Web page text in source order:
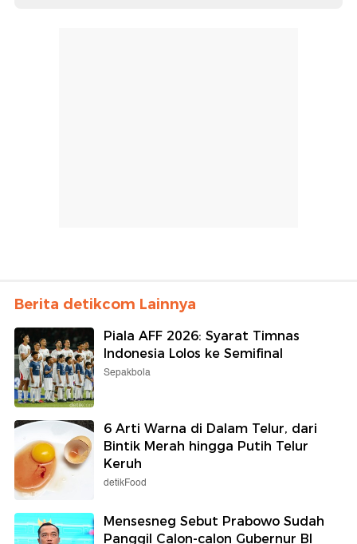
Berita detikcom Lainnya
Piala AFF 2026: Syarat Timnas
Indonesia Lolos ke Semifinal
Sepakbola
6 Arti Warna di Dalam Telur, dari
Bintik Merah hingga Putih Telur
Keruh
detikFood
Mensesneg Sebut Prabowo Sudah
Panggil Calon-calon Gubernur BI